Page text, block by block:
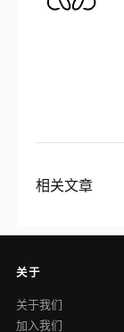
相关文章
关于
关于我们
加入我们